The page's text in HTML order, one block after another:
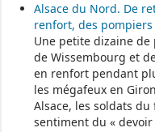
Alsace du Nord. De
renfort, des
Une petite dizaine
de Wissembourg et
en renfort pendant
les mégafeux en
Alsace, les soldats
sentiment du «